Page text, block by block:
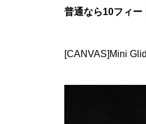
普通なら10フィー
[CANVAS]Mini